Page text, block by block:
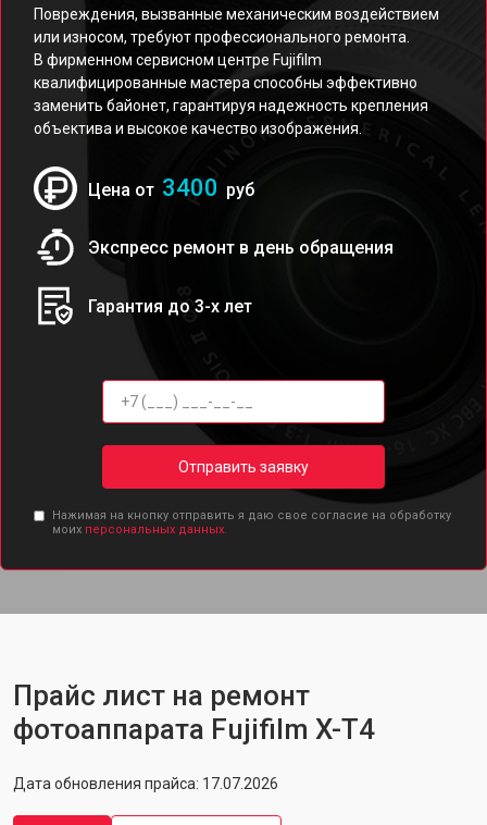
Повреждения, вызванные механическим воздействием
или износом, требуют профессионального ремонта.
В фирменном сервисном центре Fujifilm
квалифицированные мастера способны эффективно
заменить байонет, гарантируя надежность крепления
объектива и высокое качество изображения.
Цена от 3400 руб
Экспресс ремонт в день обращения
Гарантия до 3-х лет
Отправить заявку
Нажимая на кнопку отправить я даю свое согласие на обработку
моих персональных данных.
Прайс лист на ремонт
фотоаппарата Fujifilm X-T4
Дата обновления прайса: 17.07.2026